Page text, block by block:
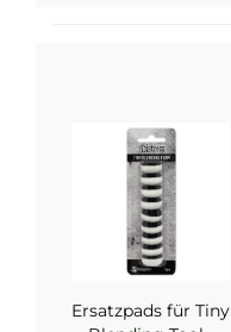
Ersatzpads für Tiny